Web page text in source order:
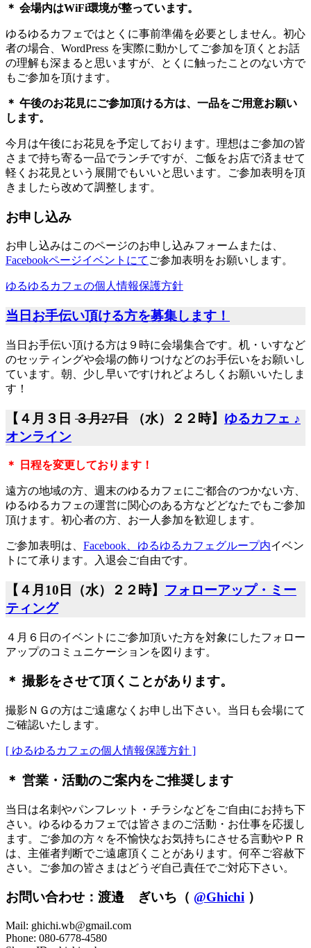
＊ 会場内はWiFi環境が整っています。
ゆるゆるカフェではとくに事前準備を必要としません。初心
者の場合、WordPress を実際に動かしてご参加を頂くとお話
の理解も深まると思いますが、とくに触ったことのない方で
もご参加を頂けます。
＊ 午後のお花見にご参加頂ける方は、一品をご用意お願い
します。
今月は午後にお花見を予定しております。理想はご参加の皆
さまで持ち寄る一品でランチですが、ご飯をお店で済ませて
軽くお花見という展開でもいいと思います。ご参加表明を頂
きましたら改めて調整します。
お申し込み
お申し込みはこのページのお申し込みフォームまたは、
Facebookページイベントにて ご参加表明をお願いします。
ゆるゆるカフェの個人情報保護方針
当日お手伝い頂ける方を募集します！
当日お手伝い頂ける方は９時に会場集合です。机・いすなど
のセッティングや会場の飾りつけなどのお手伝いをお願いし
ています。朝、少し早いですけれどよろしくお願いいたしま
す！
【４月３日 ３月27日 （水）２２時】 ゆるカフェ ♪
オンライン
＊ 日程を変更しております！
遠方の地域の方、週末のゆるカフェにご都合のつかない方、
ゆるゆるカフェの運営に関心のある方などどなたでもご参加
頂けます。初心者の方、お一人参加を歓迎します。
ご参加表明は、 Facebook、ゆるゆるカフェグループ内イベン
トにて承ります。入退会ご自由です。
【４月10日（水）２２時】 フォローアップ・ミー
ティング
４月６日のイベントにご参加頂いた方を対象にしたフォロー
アップのコミュニケーションを図ります。
＊ 撮影をさせて頂くことがあります。
撮影ＮＧの方はご遠慮なくお申し出下さい。当日も会場にて
ご確認いたします。
[ ゆるゆるカフェの個人情報保護方針 ]
＊ 営業・活動のご案内をご推奨します
当日は名刺やパンフレット・チラシなどをご自由にお持ち下
さい。ゆるゆるカフェでは皆さまのご活動・お仕事を応援し
ます。ご参加の方々を不愉快なお気持ちにさせる言動やＰＲ
は、主催者判断でご遠慮頂くことがあります。何卒ご容赦下
さい。ご参加の皆さまはどうぞ自己責任でご対応下さい。
お問い合わせ：渡邉 ぎいち（ @Ghichi ）
Mail: ghichi.wb@gmail.com
Phone: 080-6778-4580